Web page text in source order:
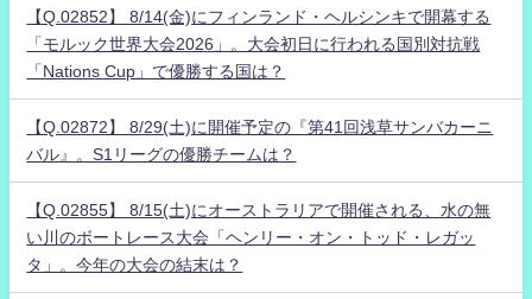
【Q.02852】 8/14(金)にフィンランド・ヘルシンキで開幕する
「モルック世界大会2026」。大会初日に行われる国別対抗戦
「Nations Cup」で優勝する国は？
【Q.02872】 8/29(土)に開催予定の『第41回浅草サンバカーニ
バル』。S1リーグの優勝チームは？
【Q.02855】 8/15(土)にオーストラリアで開催される、水の無
い川のボートレース大会「ヘンリー・オン・トッド・レガッ
タ」。今年の大会の結末は？